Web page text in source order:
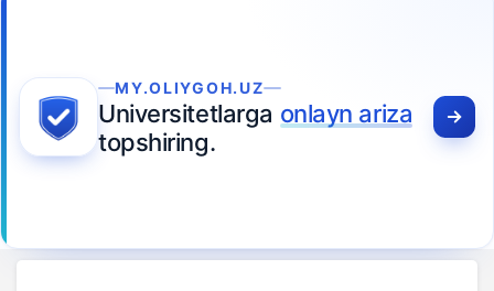
MY.OLIYGOH.UZ
Universitetlarga onlayn ariza
topshiring.